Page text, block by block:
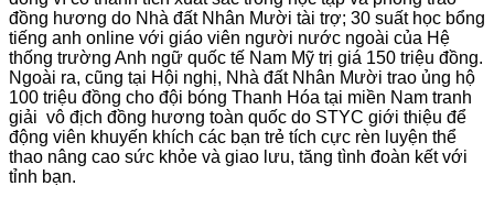
đồng hương do Nhà đất Nhân Mười tài trợ; 30 suất học bổng
tiếng anh online với giáo viên người nước ngoài của Hệ
thống trường Anh ngữ quốc tế Nam Mỹ trị giá 150 triệu đồng.
Ngoài ra, cũng tại Hội nghị, Nhà đất Nhân Mười trao ủng hộ
100 triệu đồng cho đội bóng Thanh Hóa tại miền Nam tranh
giải vô địch đồng hương toàn quốc do STYC giới thiệu để
động viên khuyến khích các bạn trẻ tích cực rèn luyện thể
thao nâng cao sức khỏe và giao lưu, tăng tình đoàn kết với
tỉnh bạn.